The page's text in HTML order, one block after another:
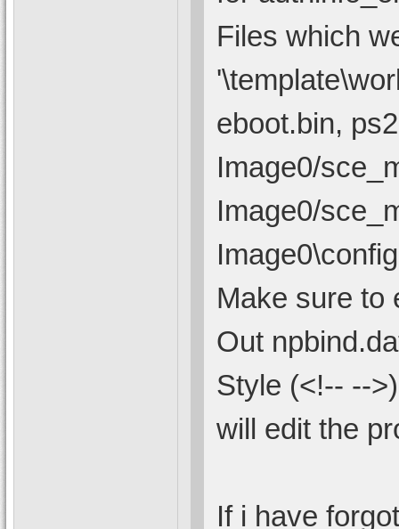
Files which
eboot.bin,
Image0/
Image0/
Make sure to
Out
Style (<!-- --
will edit the
If i have